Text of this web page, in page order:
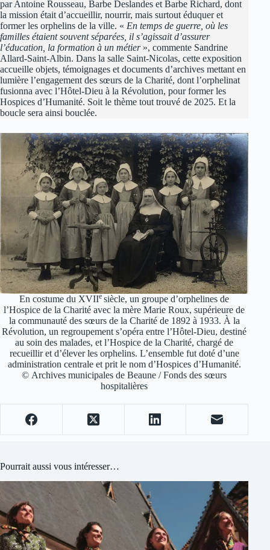
par Antoine Rousseau, Barbe Deslandes et Barbe Richard, dont
la mission était d’accueillir, nourrir, mais surtout éduquer et
former les orphelins de la ville. « En temps de guerre, où les
familles étaient souvent séparées, il s’agissait d’assurer
l’éducation, la formation à un métier», commente Sandrine
Allard-Saint-Albin. Dans la salle Saint-Nicolas, cette exposition
accueille objets, témoignages et documents d’archives mettant en
lumière l’engagement des sœurs de la Charité, dont l’orphelinat
fusionna avec l’Hôtel-Dieu à la Révolution, pour former les
Hospices d’Humanité. Soit le thème tout trouvé de 2025. Et la
boucle sera ainsi bouclée.
En costume du XVIIesiècle, un groupe d’orphelines de
l’Hospice de la Charité avec la mère Marie Roux, supérieure de
la communauté des sœurs de la Charité de 1892 à 1933. À la
Révolution, un regroupement s’opéra entre l’Hôtel-Dieu, destiné
au soin des malades, et l’Hospice de la Charité, chargé de
recueillir et d’élever les orphelins. L’ensemble fut doté d’une
administration centrale et prit le nom d’Hospices d’Humanité.
© Archives municipales de Beaune / Fonds des sœurs
hospitalières
Pourrait aussi vous intéresser…